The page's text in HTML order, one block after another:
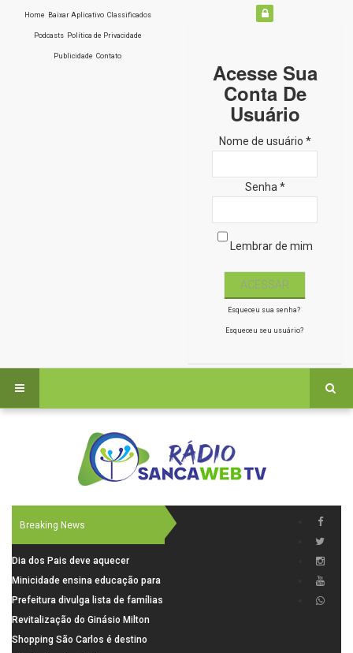
Home Baixar Aplicativo Classificados
Podcasts Política de Privacidade
Publicidade Contato
Acesse Sua
Conta De
Usuário
Nome de usuário *
Senha *
Lembrar de mim
Esqueceu sua senha?
Esqueceu seu usuário?
Breaking News
Dia dos Pais deve aquecer
comércio de São Carlos com
renda em alta e maior circulação
de consumidores
Minicidade ensina educação para
o trânsito a 264 crianças da rede
municipal
Prefeitura divulga lista de famílias
pré-selecionadas pela Caixa para
o Residencial Santa Felícia
Revitalização do Ginásio Milton
Olaio filho avança com obras de
Shopping São Carlos é destino